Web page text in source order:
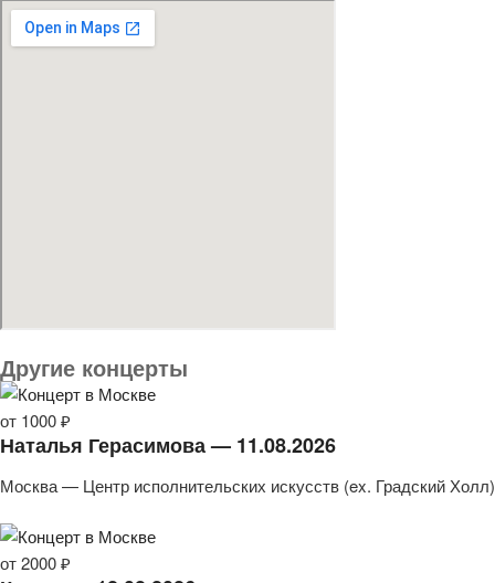
Другие концерты
от 1000 ₽
Наталья Герасимова — 11.08.2026
Москва — Центр исполнительских искусств (ex. Градский Холл)
от 2000 ₽